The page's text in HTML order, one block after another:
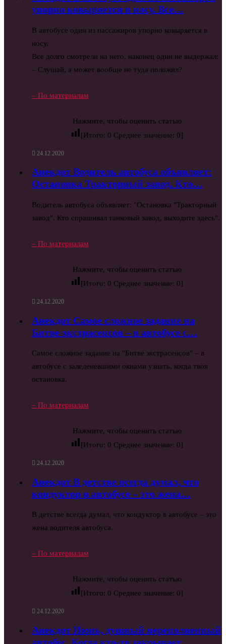
упорно ковыряется в носу. Все…
В автобусе один из пассажиров упорно ковыряется в
носу.
Все долго смотрели на него, наконец один не выдержал:
– Слушай, а может вообще не туда положил?
– По материалам
Нажмите, чтобы оценить статью
[Итого: 0 Среднее значение: 0]
24.12.2020
Анекдот Водитель автобуса объявляет:
Остановка Тракторный завод. Кто…
Водитель автобуса объявляет: "Остановка "Тракторный
завод". Кто спрашивал танковый завод, выходите здесь".
– По материалам
Нажмите, чтобы оценить статью
[Итого: 0 Среднее значение: 0]
24.12.2020
Анекдот Самое сложное задание на
Битве экстрасенсов – в автобусе с…
Самое сложное задание на "Битве экстрасенсов" – в
автобусе с заледеневшими окнами узнать, когда твоя
остановка.
– По материалам
Нажмите, чтобы оценить статью
[Итого: 0 Среднее значение: 0]
24.12.2020
Анекдот В детстве всегда думал, что
кондуктор в автобусе – это жена…
В детстве всегда думал, что кондуктор в автобусе – это
жена водителя автобуса.
– По материалам
Нажмите, чтобы оценить статью
[Итого: 0 Среднее значение: 0]
24.12.2020
Анекдот Июнь, душный переполненный